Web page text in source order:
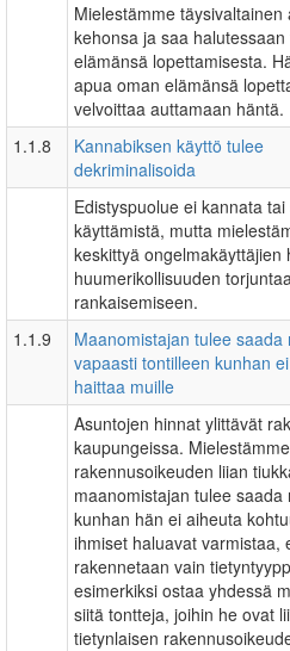
Mielestämme
kehonsa ja saa
elämänsä lopettamisesta.
apua oman elämänsä
velvoittaa auttamaan häntä.
1.1.8
Kannabiksen käyttö tulee
dekriminalisoida
Edistyspuolue ei kannata
käyttämistä, mutta
keskittyä
huumerikollisuuden
rankaisemiseen.
1.1.9
Maanomistajan tulee saada
vapaasti tontilleen kunhan
haittaa muille
Asuntojen hinnat ylittävät
kaupungeissa.
rakennusoikeuden liian
maanomistajan tulee
kunhan hän ei aiheuta
ihmiset haluavat varmistaa,
rakennetaan vain
esimerkiksi ostaa yhdessä
siitä tontteja, joihin he ovat
tietynlaisen